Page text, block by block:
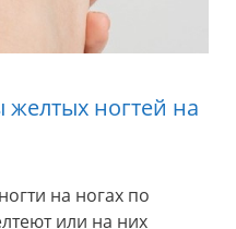
ногтей на
на ногах по
или на них